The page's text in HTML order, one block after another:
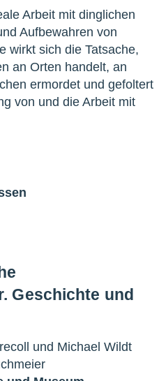
Arbeit mit dinglichen
Aufbewahren von
wirkt sich die Tatsache,
an Orten handelt, an
ermordet und gefoltert
von und die Arbeit mit
Geschichte und
und Michael Wildt